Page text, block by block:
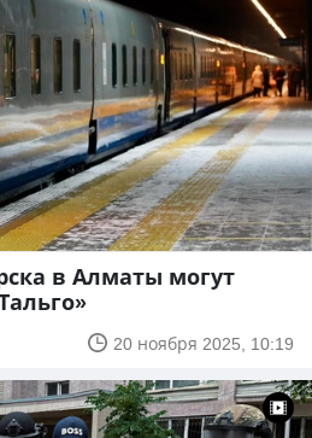
в Алматы могут
20 ноября 2025, 10:19